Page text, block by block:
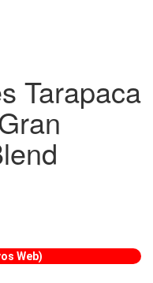
Tarapaca
Web)